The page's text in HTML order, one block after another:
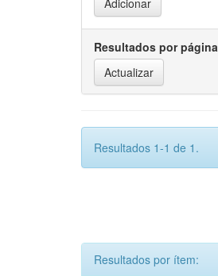
Resultados por página
Resultados 1-1 de 1.
Resultados por ítem: